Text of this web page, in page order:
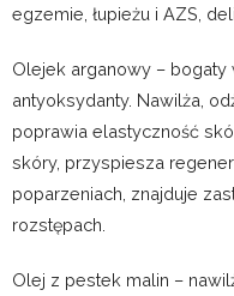
egzemie, łupieżu i AZS,
Olejek arganowy – bogaty
antyoksydanty. Nawilża,
poprawia elastyczność
skóry, przyspiesza
poparzeniach, znajduje
rozstępach.
Olej z pestek malin –